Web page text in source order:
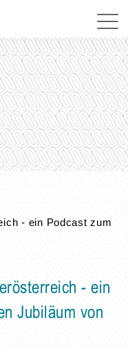
- ein Podcast zum
- ein
Jubiläum von